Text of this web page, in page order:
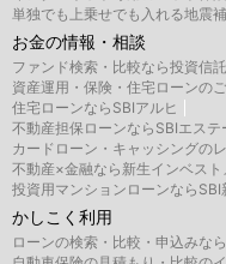
単独でも上乗せでも入れる地震
お金の情報・相談
ファンド検索・比較なら投資信
資産運用・保険・住宅ローンの
住宅ローンならSBIアルヒ
不動産担保ローンならSBIエステ
カードローン・キャッシングの
不動産×金融なら新生インベス
投資用マンションローンなら
かしこく利用
ローンの検索・比較・申込みな